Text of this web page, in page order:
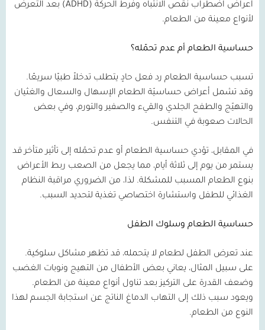
أعراض اضطراب نقص الانتباه وفرط الحركة (ADHD)
بعد التعرض
لأنواع معينة من الطعام.
حساسية الطعام أم عدم تحمّله؟
تسبب حساسية الطعام رد فعل حادٍ يتطلب تدخلاً طبيًا سريعًا.
وقد تشمل أعراض حساسيّة الطعام الإسهال والسعال والغثيان
والتهيّج والطفح الجلدي والقيء والصفير والتورم، وفي بعض
الحالات صعوبة في التنفس.
في المقابل، تؤدي حساسية الطعام أو عدم تحمّله إلى تأثير متأخر قد
يستمر من يوم إلى ثلاثة أيام، مما يجعل من الصعب ربط الأعراض
بنوع الطعام المسبب للمشكلة. لذا، من الضروري مراقبة النظام
الغذائي للطفل واستشارة اختصاصي تغذية لتحديد السبب.
حساسية الطعام وسلوك الطفل
عند تعرض الطفل لطعام لا يتحمله، قد تظهر مشاكل سلوكية.
على سبيل المثال، يعاني بعض الأطفال من التهيج ونوبات الغضب
وضعف القدرة على التركيز بعد تناول أنواع معينة من الطعام.
ويعود سبب ذلك إلى التهاب الدماغ الناتج عن استجابة الجسم لهذا
النوع من الطعام.